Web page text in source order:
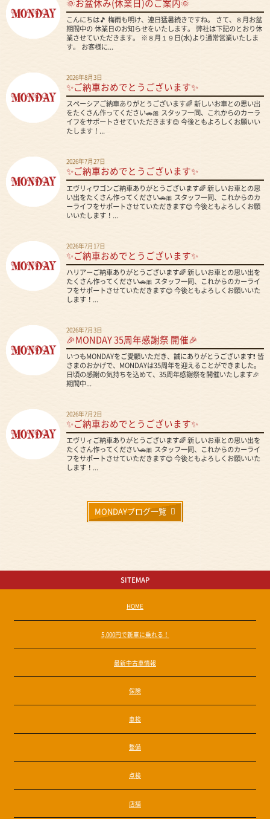
🌞お盆休み(休業日)のご案内🌞
こんにちは🎵 梅雨も明け、連日猛暑続きですね。 さて、８月お盆
期間中の 休業日のお知らせをいたします。 弊社は下記のとおり休
業させていただきます。 ※８月１９日(水)より通常営業いたしま
す。 お客様に...
2026年8月3日
✨ご納車おめでとうございます✨
スペーシアご納車ありがとうございます🌈 新しいお車との思い出
をたくさん作ってください🚗🎀 スタッフ一同、これからのカーラ
イフをサポートさせていただきます😊 今後ともよろしくお願いい
たします！...
2026年7月27日
✨ご納車おめでとうございます✨
エヴリィワゴンご納車ありがとうございます🌈 新しいお車との思
い出をたくさん作ってください🚗🎀 スタッフ一同、これからのカ
ーライフをサポートさせていただきます😊 今後ともよろしくお願
いいたします！...
2026年7月17日
✨ご納車おめでとうございます✨
ハリアーご納車ありがとうございます🌈 新しいお車との思い出を
たくさん作ってください🚗🎀 スタッフ一同、これからのカーライ
フをサポートさせていただきます😊 今後ともよろしくお願いいた
します！...
2026年7月3日
🎉MONDAY 35周年感謝祭 開催🎉
いつもMONDAYをご愛顧いただき、誠にありがとうございます❗ 皆
さまのおかげで、MONDAYは35周年を迎えることができました。
日頃の感謝の気持ちを込めて、35周年感謝祭を開催いたします🎉
期間中...
2026年7月2日
✨ご納車おめでとうございます✨
エヴリィご納車ありがとうございます🌈 新しいお車との思い出を
たくさん作ってください🚗🎀 スタッフ一同、これからのカーライ
フをサポートさせていただきます😊 今後ともよろしくお願いいた
します！...
MONDAYブログ一覧
SITEMAP
HOME
5,000円で新車に乗れる！
最新中古車情報
保険
車検
整備
点検
店舗